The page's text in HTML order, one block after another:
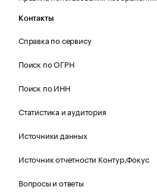
Контакты
Справка по сервису
Поиск по ОГРН
Поиск по ИНН
Статистика и аудитория
Источники данных
Источник отчетности Контур.Фокус
Вопросы и ответы